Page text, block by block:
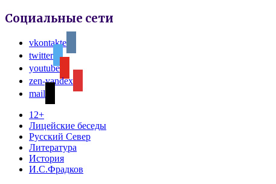
Социальные сети
vkontakte
twitter
youtube
zen-yandex
mail
12+
Лицейские беседы
Русский Север
Литература
История
И.С.Фрадков